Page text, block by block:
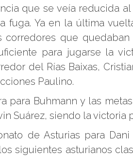
que se veía reducida
fuga. Ya en la última
corredores que
para jugarse la
del Rías Baixas,
Paulino.
para Buhmann y las
Suárez, siendo la victoria
de Asturias para
siguientes asturianos